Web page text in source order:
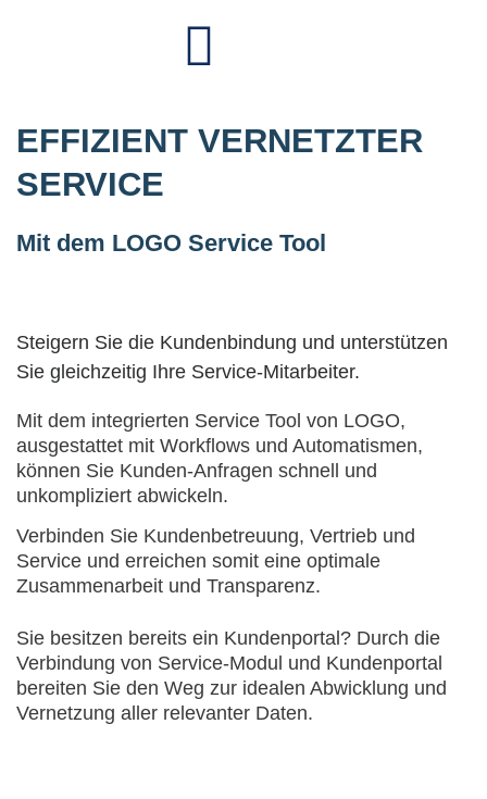
EFFIZIENT VERNETZTER
SERVICE
Mit dem LOGO Service Tool
Steigern Sie die Kundenbindung und unterstützen
Sie gleichzeitig Ihre Service-Mitarbeiter.
Mit dem integrierten Service Tool von LOGO,
ausgestattet mit Workflows und Automatismen,
können Sie Kunden-Anfragen schnell und
unkompliziert abwickeln.
Verbinden Sie Kundenbetreuung, Vertrieb und
Service und erreichen somit eine optimale
Zusammenarbeit und Transparenz.
Sie besitzen bereits ein Kundenportal? Durch die
Verbindung von Service-Modul und Kundenportal
bereiten Sie den Weg zur idealen Abwicklung und
Vernetzung aller relevanter Daten.